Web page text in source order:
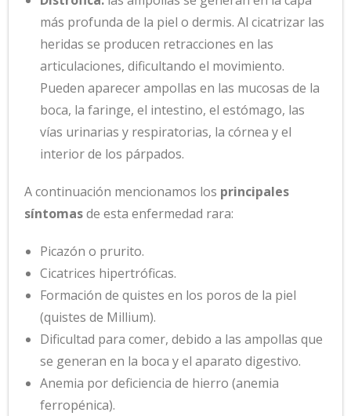
más profunda de la piel o dermis. Al cicatrizar las
heridas se producen retracciones en las
articulaciones, dificultando el movimiento.
Pueden aparecer ampollas en las mucosas de la
boca, la faringe, el intestino, el estómago, las
vías urinarias y respiratorias, la córnea y el
interior de los párpados.
A continuación mencionamos los principales
síntomasde esta enfermedad rara:
Picazón o prurito.
Cicatrices hipertróficas.
Formación de quistes en los poros de la piel
(quistes de Millium).
Dificultad para comer, debido a las ampollas que
se generan en la boca y el aparato digestivo.
Anemia por deficiencia de hierro (anemia
ferropénica).